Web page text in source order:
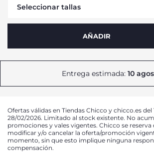
Seleccionar tallas
AÑADIR
Entrega estimada: 10
Ofertas válidas en Tiendas Chicco y chicco.es del
28/02/2026. Limitado al stock existente. No
promociones y vales vigentes. Chicco se reserva
modificar y/o cancelar la oferta/promoción
momento, sin que esto implique ninguna
compensación.